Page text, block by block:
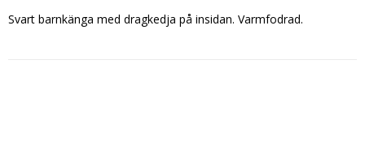
Svart barnkänga med dragkedja på insidan. Varmfodrad.